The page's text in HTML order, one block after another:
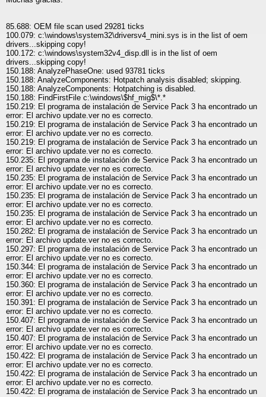
85.688: OEM file scan used 29281 ticks
100.079: c:\windows\system32\driversv4_mini.sys is in the list of oem
drivers...skipping copy!
100.172: c:\windows\system32v4_disp.dll is in the list of oem
drivers...skipping copy!
150.188: AnalyzePhaseOne: used 93781 ticks
150.188: AnalyzeComponents: Hotpatch analysis disabled; skipping.
150.188: AnalyzeComponents: Hotpatching is disabled.
150.188: FindFirstFile c:\windows\$hf_mig$\*.*
150.219: El programa de instalación de Service Pack 3 ha encontrado un
error: El archivo update.ver no es correcto.
150.219: El programa de instalación de Service Pack 3 ha encontrado un
error: El archivo update.ver no es correcto.
150.219: El programa de instalación de Service Pack 3 ha encontrado un
error: El archivo update.ver no es correcto.
150.235: El programa de instalación de Service Pack 3 ha encontrado un
error: El archivo update.ver no es correcto.
150.235: El programa de instalación de Service Pack 3 ha encontrado un
error: El archivo update.ver no es correcto.
150.235: El programa de instalación de Service Pack 3 ha encontrado un
error: El archivo update.ver no es correcto.
150.235: El programa de instalación de Service Pack 3 ha encontrado un
error: El archivo update.ver no es correcto.
150.282: El programa de instalación de Service Pack 3 ha encontrado un
error: El archivo update.ver no es correcto.
150.297: El programa de instalación de Service Pack 3 ha encontrado un
error: El archivo update.ver no es correcto.
150.344: El programa de instalación de Service Pack 3 ha encontrado un
error: El archivo update.ver no es correcto.
150.360: El programa de instalación de Service Pack 3 ha encontrado un
error: El archivo update.ver no es correcto.
150.391: El programa de instalación de Service Pack 3 ha encontrado un
error: El archivo update.ver no es correcto.
150.407: El programa de instalación de Service Pack 3 ha encontrado un
error: El archivo update.ver no es correcto.
150.407: El programa de instalación de Service Pack 3 ha encontrado un
error: El archivo update.ver no es correcto.
150.422: El programa de instalación de Service Pack 3 ha encontrado un
error: El archivo update.ver no es correcto.
150.422: El programa de instalación de Service Pack 3 ha encontrado un
error: El archivo update.ver no es correcto.
150.422: El programa de instalación de Service Pack 3 ha encontrado un